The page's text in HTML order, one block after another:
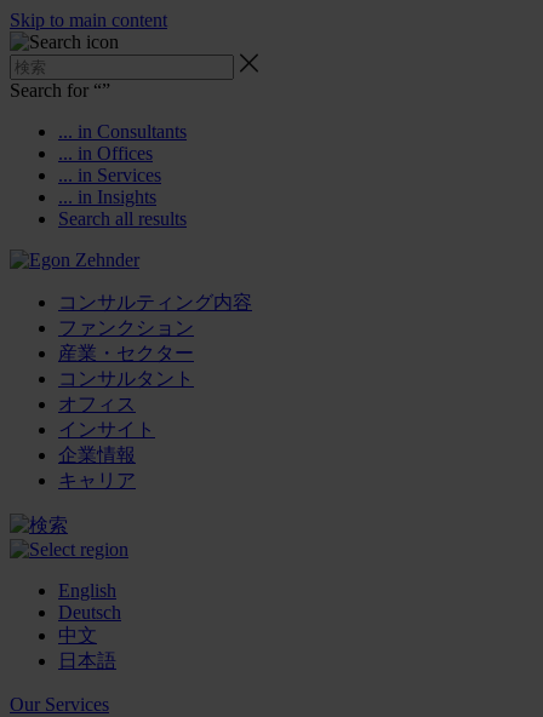
Skip to main content
Search for “”
... in Consultants
... in Offices
... in Services
... in Insights
Search all results
コンサルティング内容
ファンクション
産業・セクター
コンサルタント
オフィス
インサイト
企業情報
キャリア
English
Deutsch
中文
日本語
Our Services